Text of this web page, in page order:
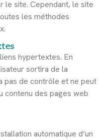
le site. Cependant, le site
les méthodes
hypertextes. En
sortira de la
pas de contrôle et ne peut
contenu des pages web
automatique d’un